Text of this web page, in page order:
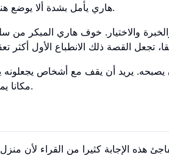
هاري يأمل بشدة ألا يوضع هناك. يستمع القبعة، ويصبح غريفندور منزله.
والخبرة والاختيار. خوف هاري المبكر
يريد أن يقف مع أشخاص يجعلونه
Sorting Hat مكانا يمكن أن تنمو فيه تلك الغرائز.